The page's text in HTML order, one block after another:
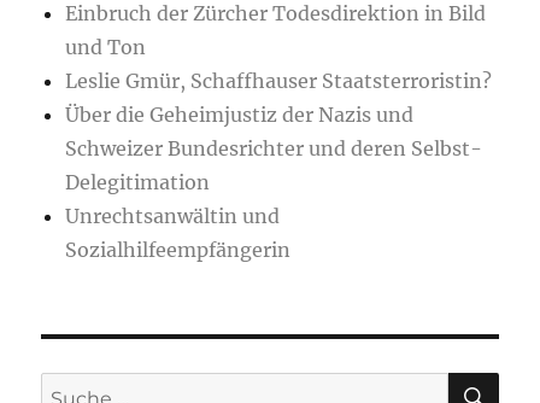
N
E
P
T
Einbruch der Zürcher Todesdirektion in Bild
und Ton
Leslie Gmür, Schaffhauser Staatsterroristin?
Über die Geheimjustiz der Nazis und
Schweizer Bundesrichter und deren Selbst-
Delegitimation
Unrechtsanwältin und
Sozialhilfeempfängerin
Suche